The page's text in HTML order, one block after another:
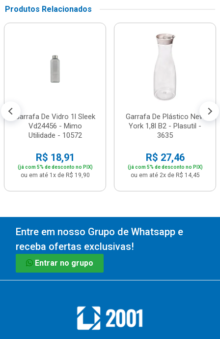
Produtos Relacionados
Garrafa De Vidro 1l Sleek
Vd24456 - Mimo
Utilidade - 10572
R$ 18,91
(já com 5% de desconto no PIX)
ou em até 1x de R$ 19,90
Garrafa De Plástico New
York 1,8l B2 - Plasutil -
3635
R$ 27,46
(já com 5% de desconto no PIX)
ou em até 2x de R$ 14,45
Entre em nosso Grupo de Whatsapp e
receba ofertas exclusivas!
Entrar no grupo